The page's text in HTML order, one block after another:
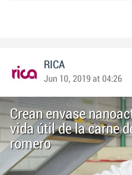
RICA
Jun 10, 2019 at 04:26
Crean envase
vida útil de la carne
romero